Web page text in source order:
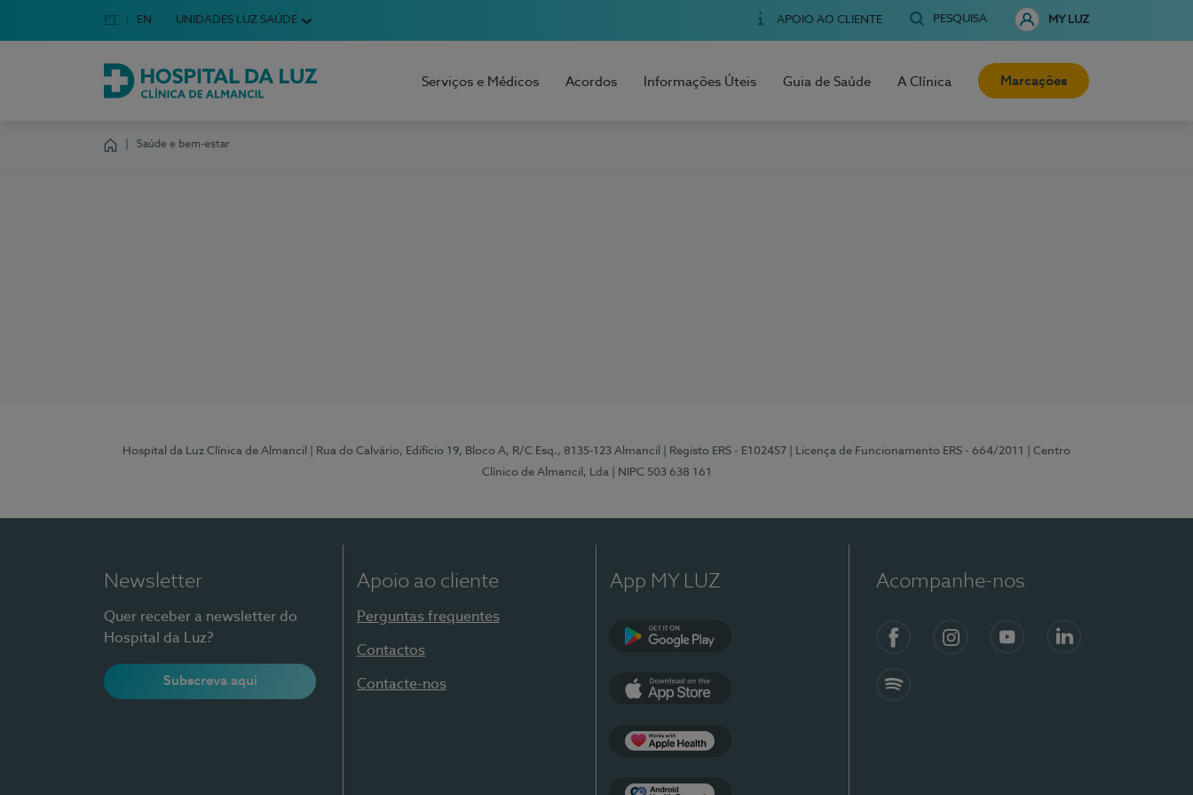
Escolha o seu idioma
Idioma em Português
PT English Language
EN UNIDADES LUZ SAÚDE APOIO AO CLIENTE PESQUISA MY LUZ
Hospital da Luz Clínica de Almancil
Serviços e Médicos Acordos Informações Úteis Guia de Saúde A Clínica Marcações
Saúde e bem-estar
Hospital da Luz Clínica de Almancil | Rua do Calvário, Edifício 19, Bloco A, R/C Esq., 8135-123 Almancil | Registo ERS - E102457 | Licença de Funcionamento ERS - 664/2011
| Centro
Clínico de Almancil, Lda
| NIPC 503 638 161
Newsletter
Quer receber a newsletter do
Hospital da Luz?
Subscreva aqui
Apoio ao cliente
Perguntas frequentes
Contactos
Contacte-nos
App MY LUZ Acompanhe-nos